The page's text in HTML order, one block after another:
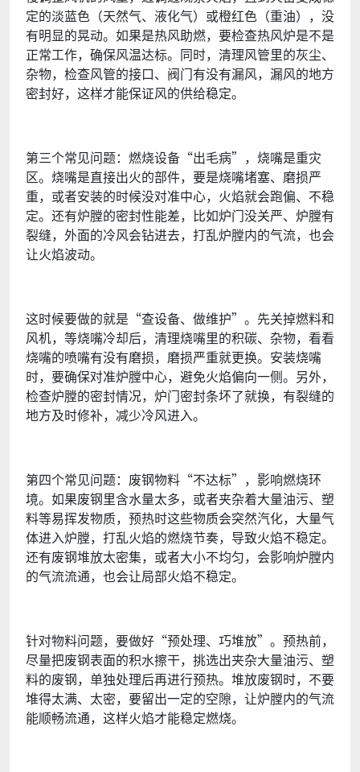
定的淡蓝色（天然气、液化气）或橙红色（重油），没
有明显的晃动。如果是热风助燃，要检查热风炉是不是
正常工作，确保风温达标。同时，清理风管里的灰尘、
杂物，检查风管的接口、阀门有没有漏风，漏风的地方
密封好，这样才能保证风的供给稳定。
第三个常见问题：燃烧设备“出毛病”，烧嘴是重灾
区。烧嘴是直接出火的部件，要是烧嘴堵塞、磨损严
重，或者安装的时候没对准中心，火焰就会跑偏、不稳
定。还有炉膛的密封性能差，比如炉门没关严、炉膛有
裂缝，外面的冷风会钻进去，打乱炉膛内的气流，也会
让火焰波动。
这时候要做的就是“查设备、做维护”。先关掉燃料和
风机，等烧嘴冷却后，清理烧嘴里的积碳、杂物，看看
烧嘴的喷嘴有没有磨损，磨损严重就更换。安装烧嘴
时，要确保对准炉膛中心，避免火焰偏向一侧。另外，
检查炉膛的密封情况，炉门密封条坏了就换，有裂缝的
地方及时修补，减少冷风进入。
第四个常见问题：废钢物料“不达标”，影响燃烧环
境。如果废钢里含水量太多，或者夹杂着大量油污、塑
料等易挥发物质，预热时这些物质会突然汽化，大量气
体进入炉膛，打乱火焰的燃烧节奏，导致火焰不稳定。
还有废钢堆放太密集，或者大小不均匀，会影响炉膛内
的气流流通，也会让局部火焰不稳定。
针对物料问题，要做好“预处理、巧堆放”。预热前，
尽量把废钢表面的积水擦干，挑选出夹杂大量油污、塑
料的废钢，单独处理后再进行预热。堆放废钢时，不要
堆得太满、太密，要留出一定的空隙，让炉膛内的气流
能顺畅流通，这样火焰才能稳定燃烧。